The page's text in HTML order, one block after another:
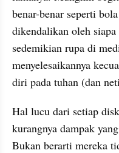
benar-benar seperti
dikendalikan oleh
sedemikian rupa di
menyelesaikannya
diri pada tuhan (dan
Hal lucu dari setiap
kurangnya dampak
Bukan berarti mereka